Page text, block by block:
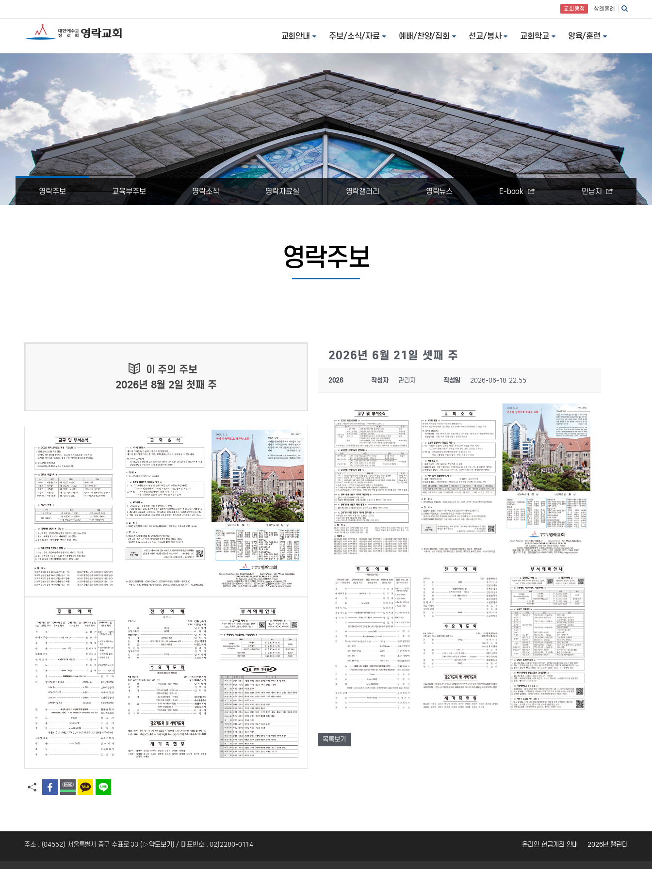
교회행정 상례혼례
교회안내 주보/소식/자료 예배/찬양/집회 선교/봉사 교회학교 양육/훈련
영락주보 교육부주보 영락소식 영락자료실 영락갤러리 영락뉴스 E-book 만남지
영락주보
이 주의 주보
2026년 8월 2일 첫째 주
2026년 6월 21일 셋째 주
2026 작성자 관리자 작성일 2026-06-18 22:55
목록보기
주소 : (04552) 서울특별시 중구 수표로 33 (▷약도보기 ) / 대표번호 : 02)2280-0114 온라인 헌금계좌 안내 2026년 캘린더